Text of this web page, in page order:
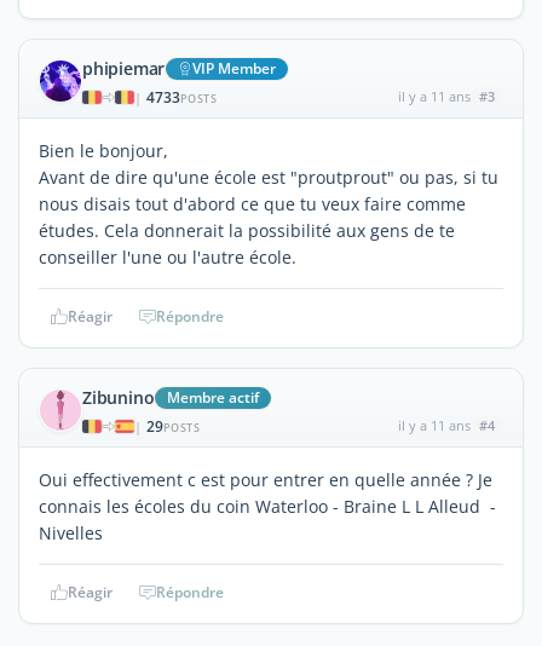
phipiemar VIP Member
| 4733POSTS il y a 11 ans #3
Bien le bonjour,
Avant de dire qu'une école est "proutprout" ou pas, si tu
nous disais tout d'abord ce que tu veux faire comme
études. Cela donnerait la possibilité aux gens de te
conseiller l'une ou l'autre école.
Réagir Répondre
Zibunino Membre actif
| 29POSTS il y a 11 ans #4
Oui effectivement c est pour entrer en quelle année ? Je
connais les écoles du coin Waterloo - Braine L L Alleud -
Nivelles
Réagir Répondre